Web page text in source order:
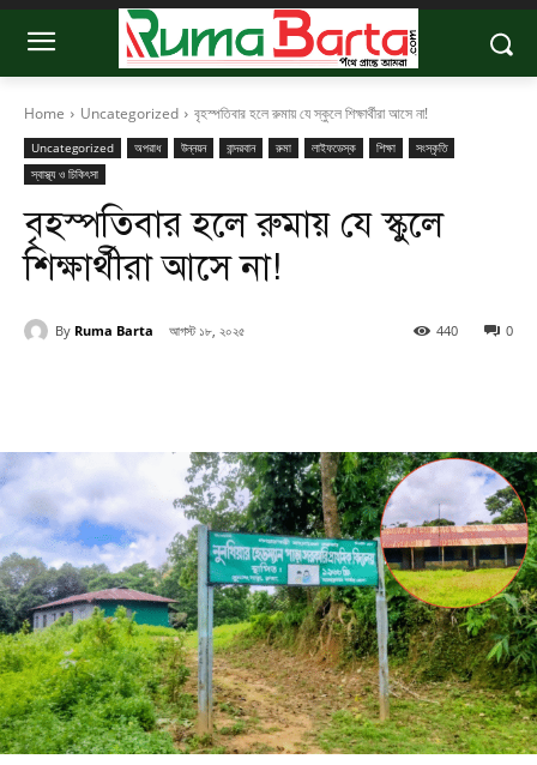
Home Uncategorized বৃহস্পতিবার হলে রুমায় যে স্কুলে শিক্ষার্থীরা আসে না!
Uncategorized অপরাধ উন্নয়ন বান্দরবান রুমা লাইফডেস্ক শিক্ষা
সংস্কৃতি
স্বাস্থ্য ও চিকিৎসা
বৃহস্পতিবার হলে রুমায় যে স্কুলে
শিক্ষার্থীরা আসে না!
By Ruma Barta আগস্ট ১৮, ২০২৫ 0
440